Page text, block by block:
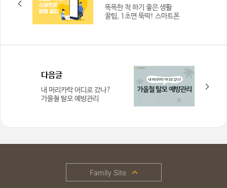
똑똑한 척 하기 좋은 생활
꿀팁, 1초면 뚝딱! 스마트폰
다음글
내 머리카락 어디로 갔나?
가을철 탈모 예방관리
Family Site